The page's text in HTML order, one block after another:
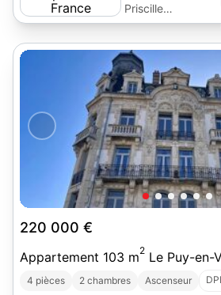
Priscille
Branquinho
220 000 €
Appartement 103 m2 Le Puy-en-
4 pièces 2 chambres Ascenseur